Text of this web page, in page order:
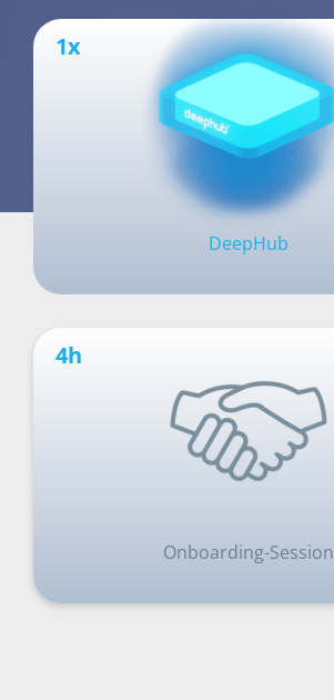
1x
DeepHub
4h
Onboarding-Session